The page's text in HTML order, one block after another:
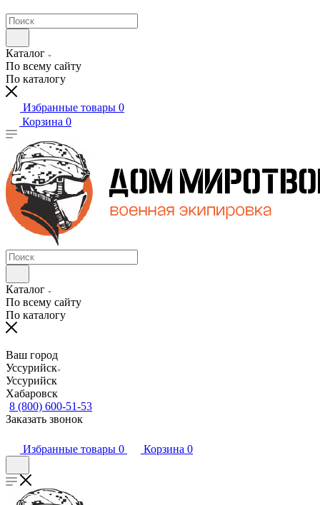
Каталог
По всему сайту
По каталогу
Избранные товары 0
Корзина 0
Каталог
По всему сайту
По каталогу
Ваш город
Уссурийск
Уссурийск
Хабаровск
8 (800) 600-51-53
Заказать звонок
Избранные товары 0 Корзина 0